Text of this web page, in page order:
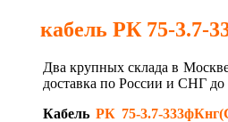
кабель РК 75-3.7-
Два крупных склада в
доставка по России и СНГ до
Кабель РК 75-3.7-